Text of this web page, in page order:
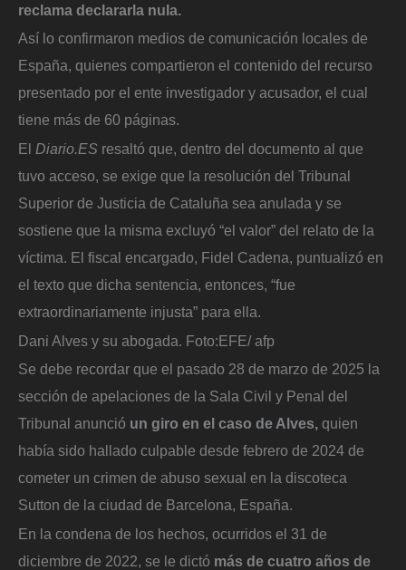
reclama declararla nula.
Así lo confirmaron medios de comunicación locales de
España, quienes compartieron el contenido del recurso
presentado por el ente investigador y acusador, el cual
tiene más de 60 páginas.
El Diario.ES resaltó que, dentro del documento al que
tuvo acceso, se exige que la resolución del Tribunal
Superior de Justicia de Cataluña sea anulada y se
sostiene que la misma excluyó “el valor” del relato de la
víctima. El fiscal encargado, Fidel Cadena, puntualizó en
el texto que dicha sentencia, entonces, “fue
extraordinariamente injusta” para ella.
Dani Alves y su abogada. Foto:EFE/ afp
Se debe recordar que el pasado 28 de marzo de 2025 la
sección de apelaciones de la Sala Civil y Penal del
Tribunal anunció un giro en el caso de Alves, quien
había sido hallado culpable desde febrero de 2024 de
cometer un crimen de abuso sexual en la discoteca
Sutton de la ciudad de Barcelona, España.
En la condena de los hechos, ocurridos el 31 de
diciembre de 2022, se le dictó más de cuatro años de